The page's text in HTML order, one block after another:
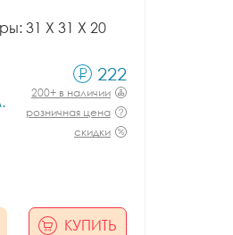
31 X 31 X 20
222
200+ в наличии
розничная цена
скидки
КУПИТЬ